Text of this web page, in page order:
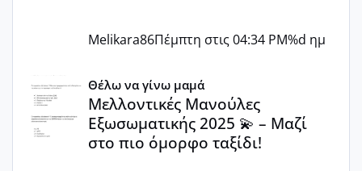
Melikara86Πέμπτη στις 04:34 PM%d ημ
Μελλοντικές Μανούλες Εξωσωματικής 2025 💫 – Μαζί
Θέλω να γίνω μαμά
Μελλοντικές Μανούλες
Εξωσωματικής 2025 💫 – Μαζί
στο πιο όμορφο ταξίδι!